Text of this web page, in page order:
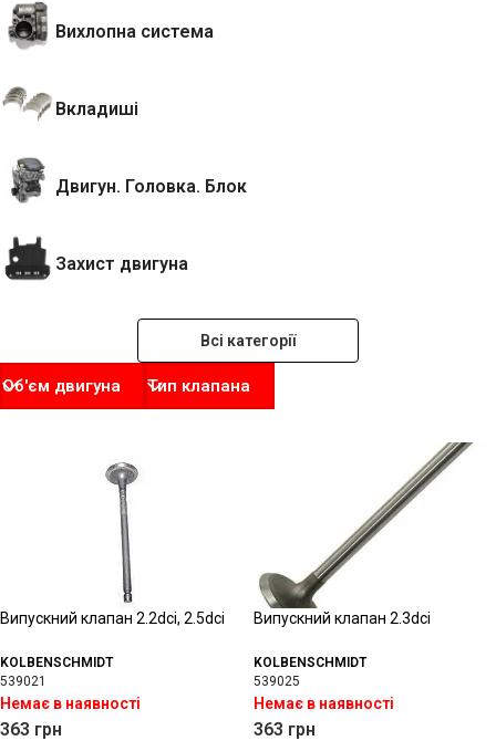
Вихлопна система
Вкладиші
Двигун. Головка. Блок
Захист двигуна
Всі категорії
Об'єм двигуна Тип клапана
Випускний клапан 2.2dci, 2.5dci
KOLBENSCHMIDT
539021
Немає в наявності
363 грн
Випускний клапан 2.3dci
KOLBENSCHMIDT
539025
Немає в наявності
363 грн